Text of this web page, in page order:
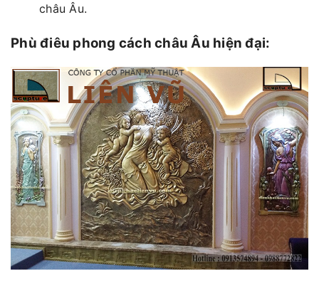
châu Âu.
Phù điêu phong cách châu Âu hiện đại: